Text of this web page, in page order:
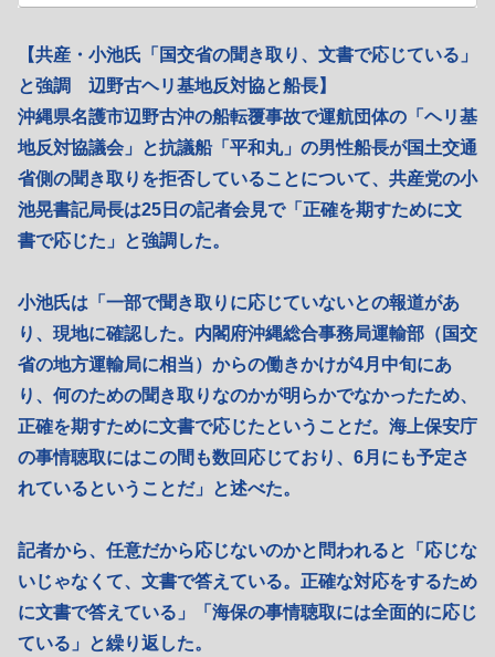
【共産・小池氏「国交省の聞き取り、文書で応じている」
と強調 辺野古ヘリ基地反対協と船長】
沖縄県名護市辺野古沖の船転覆事故で運航団体の「ヘリ基
地反対協議会」と抗議船「平和丸」の男性船長が国土交通
省側の聞き取りを拒否していることについて、共産党の小
池晃書記局長は25日の記者会見で「正確を期すために文
書で応じた」と強調した。
小池氏は「一部で聞き取りに応じていないとの報道があ
り、現地に確認した。内閣府沖縄総合事務局運輸部（国交
省の地方運輸局に相当）からの働きかけが4月中旬にあ
り、何のための聞き取りなのかが明らかでなかったため、
正確を期すために文書で応じたということだ。海上保安庁
の事情聴取にはこの間も数回応じており、6月にも予定さ
れているということだ」と述べた。
記者から、任意だから応じないのかと問われると「応じな
いじゃなくて、文書で答えている。正確な対応をするため
に文書で答えている」「海保の事情聴取には全面的に応じ
ている」と繰り返した。